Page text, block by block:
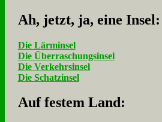
Ah, jetzt, ja, ei­ne In­sel:
Die Lärminsel
Die Überraschungsinsel
Die Verkehrsinsel
Die Schatzinsel
Auf fe­stem Land: